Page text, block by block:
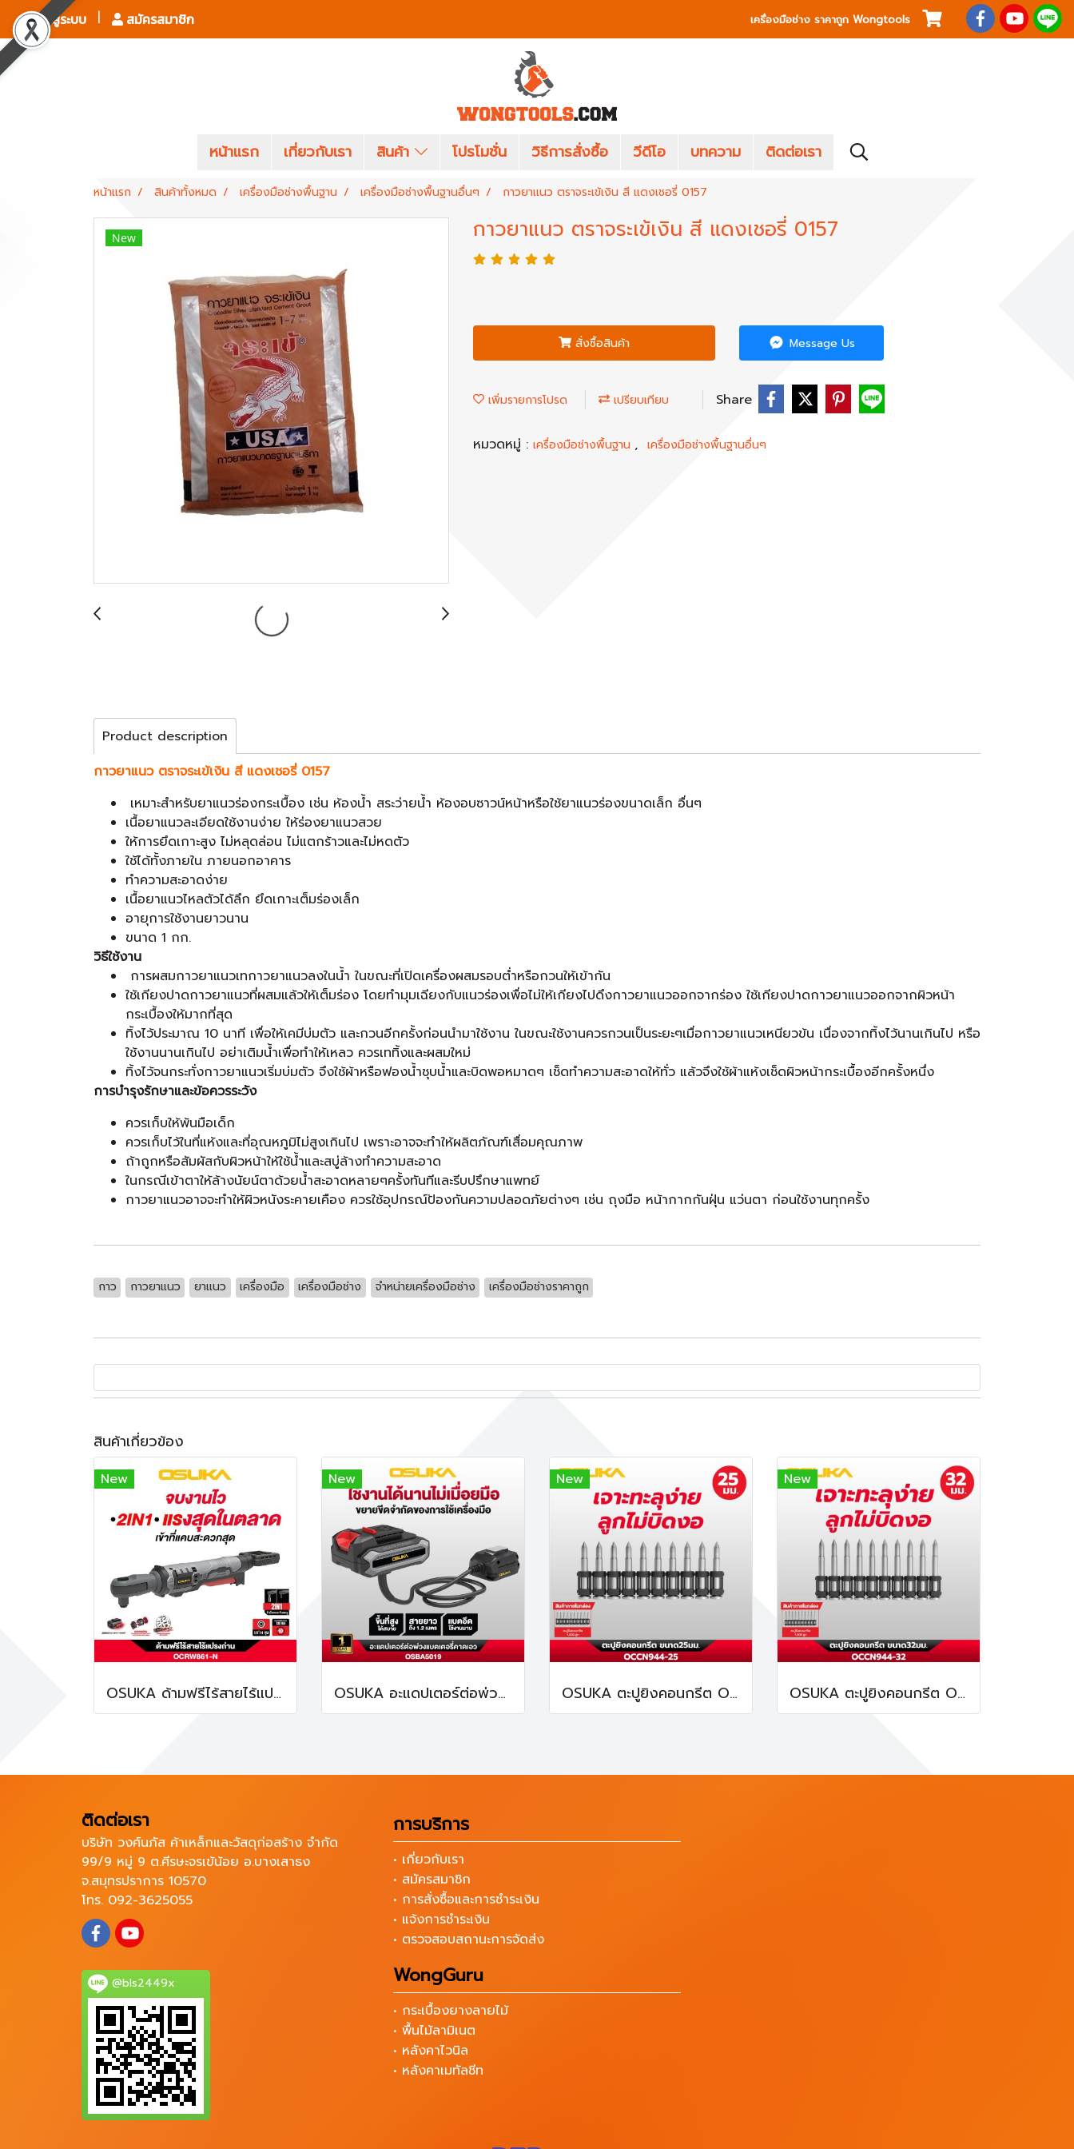
เข้าสู่ระบบ สมัครสมาชิก เครื่องมือช่าง ราคาถูก Wongtools
หน้าแรก เกี่ยวกับเรา สินค้า โปรโมชั่น วิธีการสั่งซื้อ วีดีโอ บทความ ติดต่อเรา
หน้าแรก สินค้าทั้งหมด เครื่องมือช่างพื้นฐาน เครื่องมือช่างพื้นฐานอื่นๆ กาวยาแนว ตราจระเข้เงิน สี แดงเชอรี่ 0157
New กาวยาแนว ตราจระเข้เงิน สี แดงเชอรี่ 0157
สั่งซื้อสินค้า Message Us
เพิ่มรายการโปรด เปรียบเทียบ Share
หมวดหมู่ : เครื่องมือช่างพื้นฐาน , เครื่องมือช่างพื้นฐานอื่นๆ
Product description
กาวยาแนว ตราจระเข้เงิน สี แดงเชอรี่ 0157
เหมาะสำหรับยาแนวร่องกระเบื้อง เช่น ห้องน้ำ สระว่ายน้ำ ห้องอบซาวน์หน้าหรือใช้ยาแนวร่องขนาดเล็ก อื่นๆ
เนื้อยาแนวละเอียดใช้งานง่าย ให้ร่องยาแนวสวย
ให้การยึดเกาะสูง ไม่หลุดล่อน ไม่แตกร้าวและไม่หดตัว
ใช้ได้ทั้งภายใน ภายนอกอาคาร
ทำความสะอาดง่าย
เนื้อยาแนวไหลตัวได้ลึก ยึดเกาะเต็มร่องเล็ก
อายุการใช้งานยาวนาน
ขนาด 1 กก.
วิธีใช้งาน
การผสมกาวยาแนวเทกาวยาแนวลงในน้ำ ในขณะที่เปิดเครื่องผสมรอบต่ำหรือกวนให้เข้ากัน
ใช้เกียงปาดกาวยาแนวที่ผสมแล้วให้เต็มร่อง โดยทํามุมเฉียงกับแนวร่องเพื่อไม่ให้เกียงไปดึงกาวยาแนวออกจากร่อง ใช้เกียงปาดกาวยาแนวออกจากผิวหน้า
กระเบื้องให้มากที่สุด
ทิ้งไว้ประมาณ 10 นาที เพื่อให้เคมีบ่มตัว และกวนอีกครั้งก่อนนำมาใช้งาน ในขณะใช้งานควรกวนเป็นระยะๆเมื่อกาวยาแนวเหนียวข้น เนื่องจากทิ้งไว้นานเกินไป หรือ
ใช้งานนานเกินไป อย่าเติมน้ำเพื่อทำให้เหลว ควรเททิ้งและผสมใหม่
ทิ้งไว้จนกระทั่งกาวยาแนวเริ่มบ่มตัว จึงใช้ผ้าหรือฟองนํ้าชุบนํ้าและบิดพอหมาดๆ เช็ดทําความสะอาดให้ทั่ว แล้วจึงใช้ผ้าแห้งเช็ดผิวหน้ากระเบื้องอีกครั้งหนึ่ง
การบำรุงรักษาและข้อควรระวัง
ควรเก็บให้พ้นมือเด็ก
ควรเก็บไว้ในที่แห้งและที่อุณหภูมิไม่สูงเกินไป เพราะอาจจะทำให้ผลิตภัณฑ์เสื่อมคุณภาพ
ถ้าถูกหรือสัมผัสกับผิวหน้าให้ใช้น้ำและสบู่ล้างทำความสะอาด
ในกรณีเข้าตาให้ล้างนัยน์ตาด้วยน้ำสะอาดหลายๆครั้งทันทีและรีบปรึกษาแพทย์
กาวยาแนวอาจจะทำให้ผิวหนังระคายเคือง ควรใช้อุปกรณ์ป้องกันความปลอดภัยต่างๆ เช่น ถุงมือ หน้ากากกันฝุ่น แว่นตา ก่อนใช้งานทุกครั้ง
กาว กาวยาแนว ยาแนว เครื่องมือ เครื่องมือช่าง จำหน่ายเครื่องมือช่าง เครื่องมือช่างราคาถูก
สินค้าเกี่ยวข้อง
New
OSUKA ด้ามฟรีไร้สายไร้แปรงถ่าน OCRW861
New
OSUKA อะแดปเตอร์ต่อพ่วงแบตเตอรี่คาดเอว ยาว 1.2 เมตร OSBA5019
New
OSUKA ตะปูยิงคอนกรีต OCCN944-25 ทนทานต่อการกัดกร่อน
New
OSUKA ตะปูยิงคอนกรีต OCCN944-32 ทนทานต่อการกัดกร่อน
ติดต่อเรา
บริษัท วงศ์นภัส ค้าเหล็กและวัสดุก่อสร้าง จำกัด
99/9 หมู่ 9 ต.ศีรษะจรเข้น้อย อ.บางเสาธง
จ.สมุทรปราการ 10570
โทร. 092-3625055
@bls2449x
การบริการ
• เกี่ยวกับเรา
• สมัครสมาชิก
• การสั่งซื้อและการชำระเงิน
• แจ้งการชำระเงิน
• ตรวจสอบสถานะการจัดส่ง
WongGuru
• กระเบื้องยางลายไม้
• พื้นไม้ลามิเนต
• หลังคาไวนิล
• หลังคาเมทัลชีท